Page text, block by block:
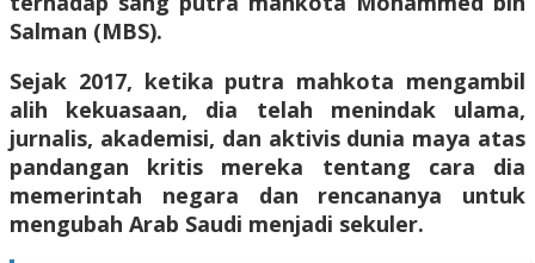
Salman (MBS).
Sejak 2017, ketika putra mahkota mengambil
alih kekuasaan, dia telah menindak ulama,
jurnalis, akademisi, dan aktivis dunia maya atas
pandangan kritis mereka tentang cara dia
memerintah negara dan rencananya untuk
mengubah Arab Saudi menjadi sekuler.